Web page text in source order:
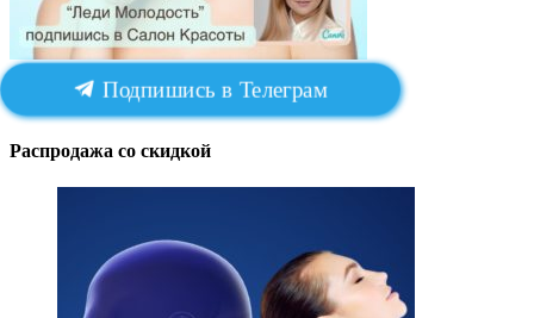
Подпишись в Телеграм
Распродажа со скидкой